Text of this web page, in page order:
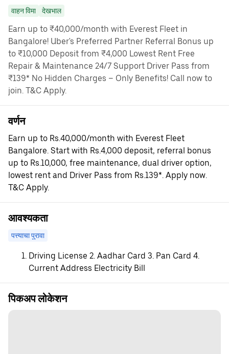
वाहन विमा देखभाल
Earn up to ₹40,000/month with Everest Fleet in
Bangalore! Uber's Preferred Partner Referral Bonus up
to ₹10,000 Deposit from ₹4,000 Lowest Rent Free
Repair & Maintenance 24/7 Support Driver Pass from
₹139* No Hidden Charges – Only Benefits! Call now to
join. T&C Apply.
वर्णन
Earn up to Rs.40,000/month with Everest Fleet
Bangalore. Start with Rs.4,000 deposit, referral bonus
up to Rs.10,000, free maintenance, dual driver option,
lowest rent and Driver Pass from Rs.139*. Apply now.
T&C Apply.
आवश्यकता
पत्त्याचा पुरावा
Driving License 2. Aadhar Card 3. Pan Card 4.
Current Address Electricity Bill
पिकअप लोकेशन